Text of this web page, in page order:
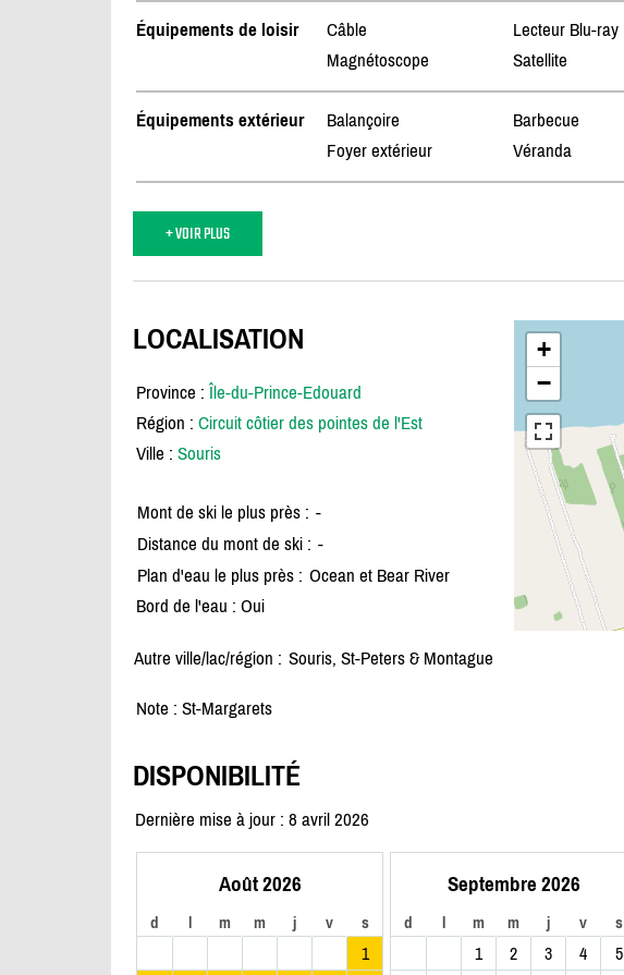
Équipements de loisir Câble Lecteur Blu-ray
Magnétoscope
Satellite
Équipements extérieur Balançoire Barbecue
Foyer extérieur
Véranda
+ VOIR PLUS
+
−
LOCALISATION
Province : Île-du-Prince-Edouard
Région : Circuit côtier des pointes de l'Est
Ville : Souris
Mont de ski le plus près : -
Distance du mont de ski : -
Plan d'eau le plus près : Ocean et Bear River
Bord de l'eau : Oui
Autre ville/lac/région : Souris, St-Peters & Montague
Note : St-Margarets
DISPONIBILITÉ
Dernière mise à jour : 8 avril 2026
Août 2026
d l m m j v s
1
Septembre 2026
d l m m j v s
1 2 3 4
5